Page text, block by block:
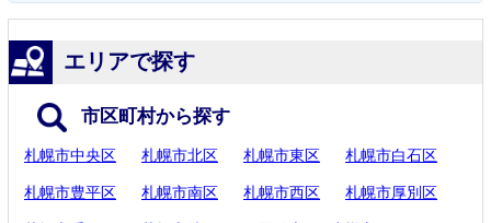
エリアで探す
市区町村から探す
札幌市中央区 札幌市北区 札幌市東区 札幌市白石区
札幌市豊平区 札幌市南区 札幌市西区 札幌市厚別区